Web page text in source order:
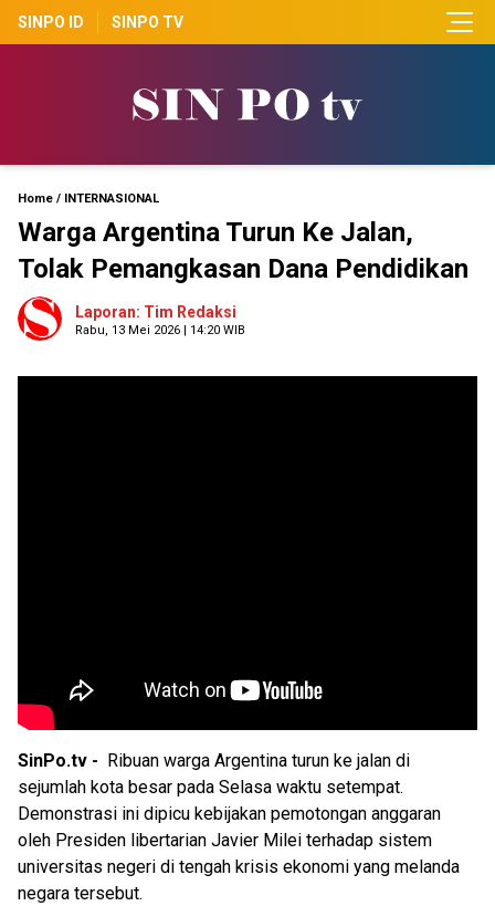
SINPO ID SINPO TV
Home / INTERNASIONAL
Warga Argentina Turun Ke Jalan,
Tolak Pemangkasan Dana Pendidikan
Laporan: Tim Redaksi
Rabu, 13 Mei 2026 | 14:20 WIB
SinPo.tv -
Ribuan warga Argentina turun ke jalan di
sejumlah kota besar pada Selasa waktu setempat.
Demonstrasi ini dipicu kebijakan pemotongan anggaran
oleh Presiden libertarian Javier Milei terhadap sistem
universitas negeri di tengah krisis ekonomi yang melanda
negara tersebut.